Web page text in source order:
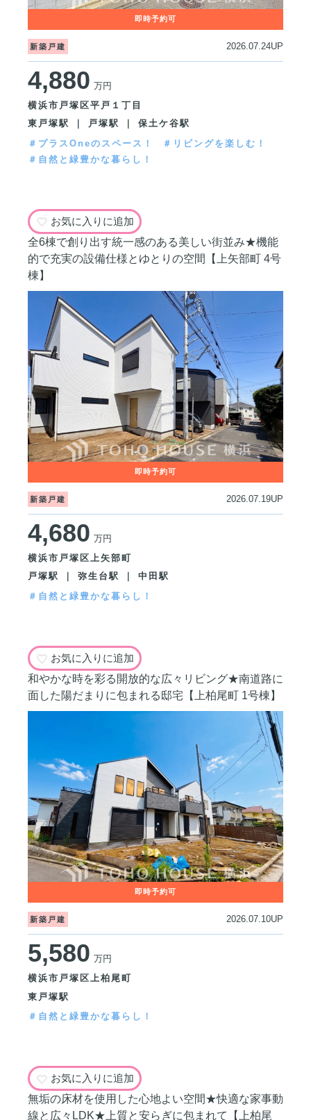
新築戸建 2026.07.24UP
4,880 万円
横浜市戸塚区平戸１丁目
東戸塚駅 ｜ 戸塚駅 ｜ 保土ケ谷駅
＃プラスOneのスペース！
＃リビングを楽しむ！
＃自然と緑豊かな暮らし！
お気に入りに追加
全6棟で創り出す統一感のある美しい街並み★機能
的で充実の設備仕様とゆとりの空間【上矢部町 4号
棟】
新築戸建 2026.07.19UP
4,680 万円
横浜市戸塚区上矢部町
戸塚駅 ｜ 弥生台駅 ｜ 中田駅
＃自然と緑豊かな暮らし！
お気に入りに追加
和やかな時を彩る開放的な広々リビング★南道路に
面した陽だまりに包まれる邸宅【上柏尾町 1号棟】
新築戸建 2026.07.10UP
5,580 万円
横浜市戸塚区上柏尾町
東戸塚駅
＃自然と緑豊かな暮らし！
お気に入りに追加
無垢の床材を使用した心地よい空間★快適な家事動
線と広々LDK★上質と安らぎに包まれて【上柏尾